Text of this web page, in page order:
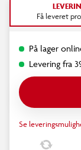
Få leveret
På lager
Levering fra
Se